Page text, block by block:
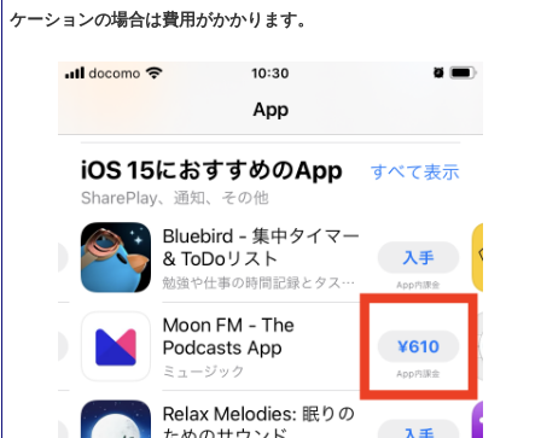
ケーションの場合は費用がかかります。